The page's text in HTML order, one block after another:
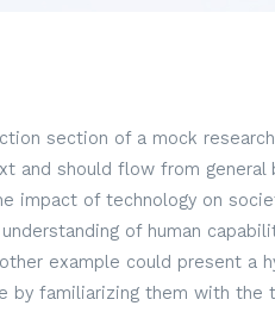
section of a mock
should flow from general
impact of technology on
of human
example could present a
by familiarizing them with